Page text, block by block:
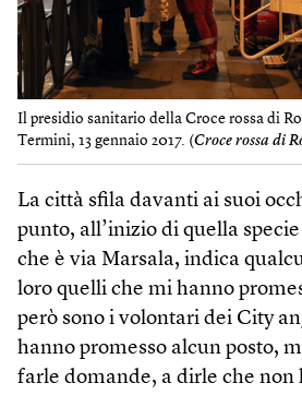
Il presidio sanitario della Croce rossa di
Termini, 13 gennaio 2017. (Croce rossa di
La città sfila davanti ai suoi
punto, all’inizio di quella
che è via Marsala, indica
loro quelli che mi hanno
però sono i volontari dei City
hanno promesso alcun posto,
farle domande, a dirle che non